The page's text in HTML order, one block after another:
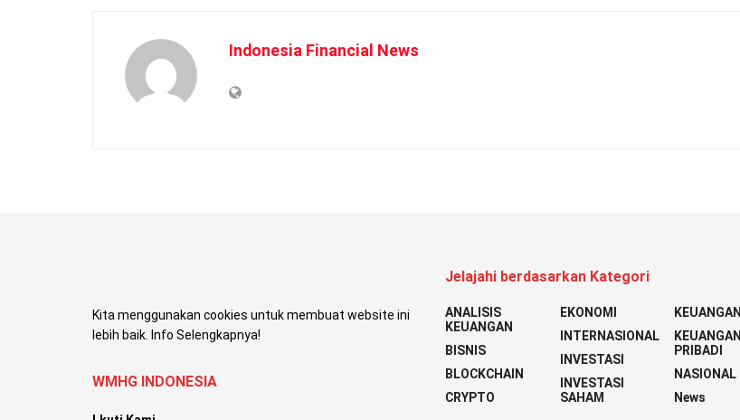
Indonesia Financial News
Kita menggunakan cookies untuk membuat website ini
lebih baik. Info Selengkapnya!
WMHG INDONESIA
Jelajahi berdasarkan Kategori
ANALISIS
KEUANGAN
BISNIS
BLOCKCHAIN
CRYPTO
EKONOMI
INTERNASIONAL
INVESTASI
INVESTASI
SAHAM
KEUANGAN
KEUANGAN
PRIBADI
NASIONAL
News